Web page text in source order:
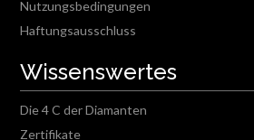
Nutzungsbedingungen
Haftungsausschluss
Wissenswertes
Die 4 C der Diamanten
Zertifikate